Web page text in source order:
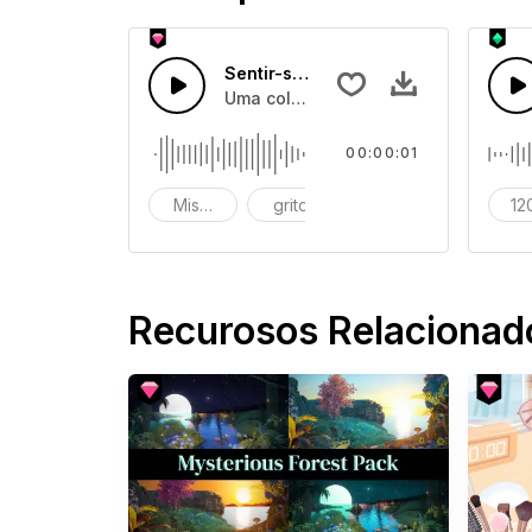
Sentir-se Horrível 60
Uma coleção de efeitos de sons de
Miserável grito
00:00:01
Recurosos